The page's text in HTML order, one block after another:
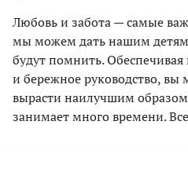
Любовь и забота — самые
мы можем дать нашим детям,
будут помнить.
и бережное руководство,
вырасти наилучшим
занимает много времени.